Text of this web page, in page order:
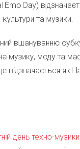
Emo Day)
та музики.
вшануванню
музику, моду та
відзначається як
день техно-музики